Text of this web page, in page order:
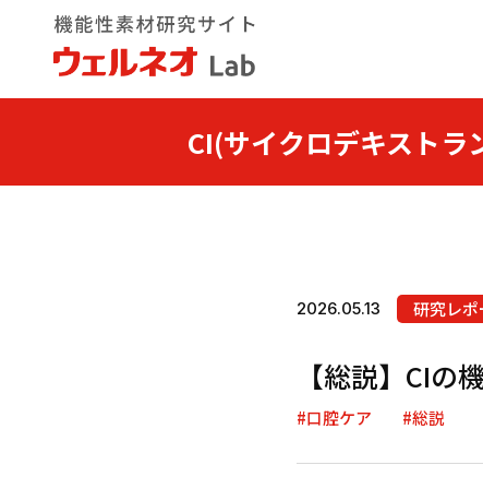
CI(サイクロデキストラ
2026.05.13 研究レポ
【総説】CIの
#口腔ケア #総説